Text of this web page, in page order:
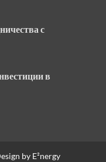
с
в
by E²nergy